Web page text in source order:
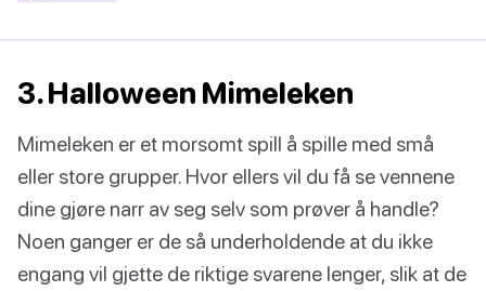
3. Halloween Mimeleken
Mimeleken er et morsomt spill å spille med små
eller store grupper. Hvor ellers vil du få se vennene
dine gjøre narr av seg selv som prøver å handle?
Noen ganger er de så underholdende at du ikke
engang vil gjette de riktige svarene lenger, slik at de